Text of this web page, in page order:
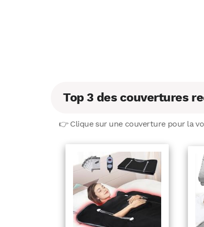
Top 3 des couvertures
👉 Clique sur une couverture pour la